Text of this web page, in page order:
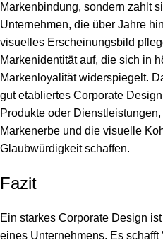
Markenbindung, sondern zahlt
Unternehmen, die über Jahre
visuelles Erscheinungsbild
Markenidentität auf, die sich in
Markenloyalität widerspiegelt.
gut etabliertes Corporate
Produkte oder
Markenerbe und die visuelle
Glaubwürdigkeit schaffen.
Fazit
Ein starkes Corporate Design
eines Unternehmens. Es schafft